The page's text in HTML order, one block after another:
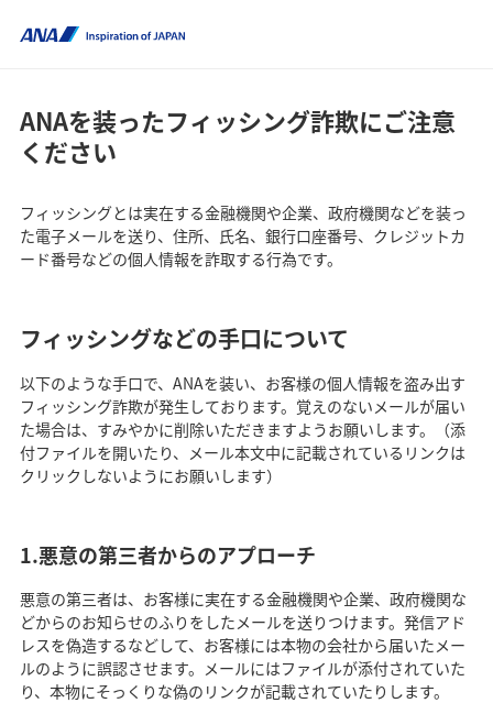
ANAを装ったフィッシング詐欺にご注意
ください
フィッシングとは実在する金融機関や企業、政府機関などを装っ
た電子メールを送り、住所、氏名、銀行口座番号、クレジットカ
ード番号などの個人情報を詐取する行為です。
フィッシングなどの手口について
以下のような手口で、ANAを装い、お客様の個人情報を盗み出す
フィッシング詐欺が発生しております。覚えのないメールが届い
た場合は、すみやかに削除いただきますようお願いします。（添
付ファイルを開いたり、メール本文中に記載されているリンクは
クリックしないようにお願いします）
1.悪意の第三者からのアプローチ
悪意の第三者は、お客様に実在する金融機関や企業、政府機関な
どからのお知らせのふりをしたメールを送りつけます。発信アド
レスを偽造するなどして、お客様には本物の会社から届いたメー
ルのように誤認させます。メールにはファイルが添付されていた
り、本物にそっくりな偽のリンクが記載されていたりします。